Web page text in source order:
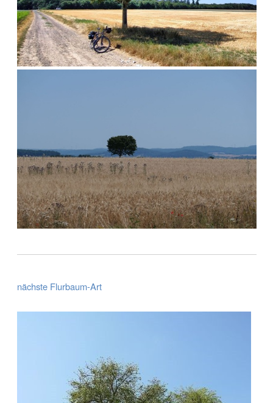
nächste Flurbaum-Art